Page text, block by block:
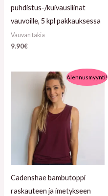
puhdistus-/kuivausliinat
vauvoille, 5 kpl pakkauksessa
Vauvan takia
9.90€
Alennusmyynti!
Cadenshae bambutoppi
raskauteen ja imetykseen
Alkuperäinen
hinta
oli:
25.90€.
Nykyinen
hinta
on:
15.90€.